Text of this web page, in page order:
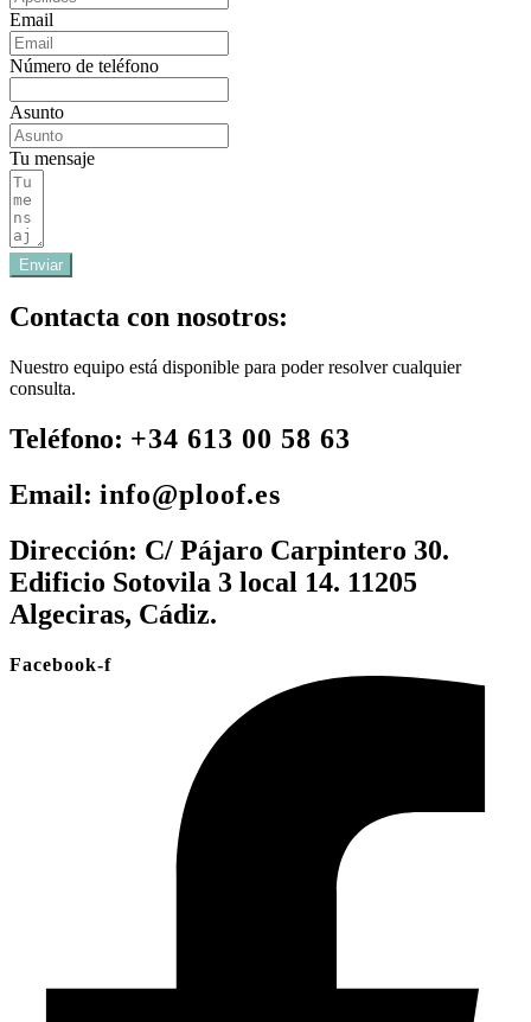
Email
Número de teléfono
Asunto
Tu mensaje
Enviar
Contacta con nosotros:
Nuestro equipo está disponible para poder resolver cualquier
consulta.
Teléfono: +34 613 00 58 63
Email: info@ploof.es
Dirección: C/ Pájaro Carpintero 30.
Edificio Sotovila 3 local 14. 11205
Algeciras, Cádiz.
Facebook-f